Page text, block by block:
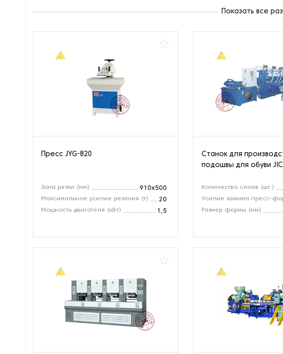
Пресс-формы для обуви
Показать все
Пресс JYG-820
Зона резки (мм)
910х500
Максимальное усилие резания (т)
20
Мощность двигателя (кВт)
1,5
Станок для
подошвы для обуви
Количество слоев (шт.)
Усилие зажима пресс-
Размер формы (мм)